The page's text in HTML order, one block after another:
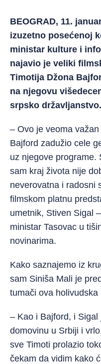
BEOGRAD, 11.
izuzetno posećenoj
ministar kulture i
najavio je veliki
Timotija Džona
na njegovu
srpsko državljanstvo.
– Ovo je veoma
Bajford zadužio cele
uz njegove programe.
sam kraj života nije
neverovatna i radosni
filmskom platnu
umetnik, Stiven Sigal
ministar Tasovac u
novinarima.
Kako saznajemo iz
sam Siniša Mali je
tumači ova
– Kao i Bajford, i
domovinu u Srbiji i
sve Timoti prolazio
čekam da vidim kako